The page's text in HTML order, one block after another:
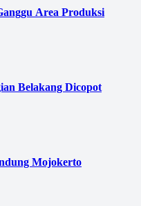
Area Produksi
Belakang Dicopot
Mojokerto